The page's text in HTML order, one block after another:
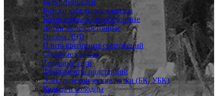
Балки тоннелей
Бруски кабельных каналов
Коллекторы железобетонные
Лотки железобетонные
Опоры ЛЭП
Плита крепления сооружений
Сборные каналы
Тепловые сети
Фундаменты подстанций
Электротехнические лотки (БК, УБК)
Кольца и колодцы